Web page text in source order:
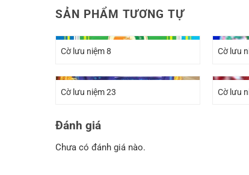
SẢN PHẨM TƯƠNG TỰ
Cờ lưu niệm 8 Cờ lưu
Cờ lưu niệm 23 Cờ lưu
Đánh giá
Chưa có đánh giá nào.